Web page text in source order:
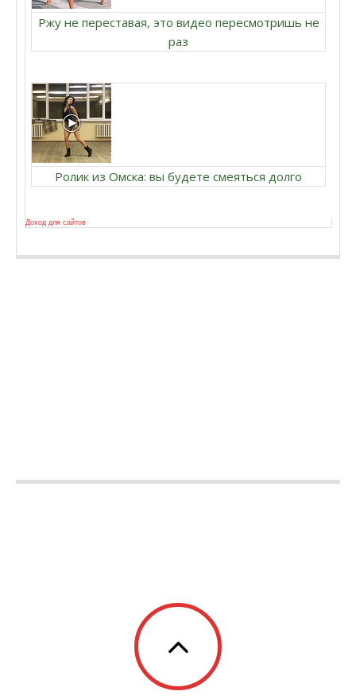
Ржу не переставая, это видео пересмотришь не
раз
Ролик из Омска: вы будете смеяться долго
Доход для сайтов